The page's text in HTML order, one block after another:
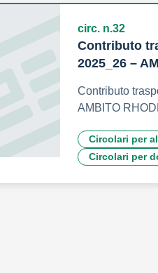
circ. n.32
Contributo
2025_26 –
Contributo
AMBITO
Circolari per
Circolari per